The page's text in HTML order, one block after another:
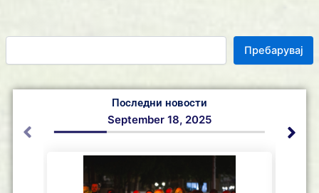
Пребарувај
Последни новости
September 18, 2025